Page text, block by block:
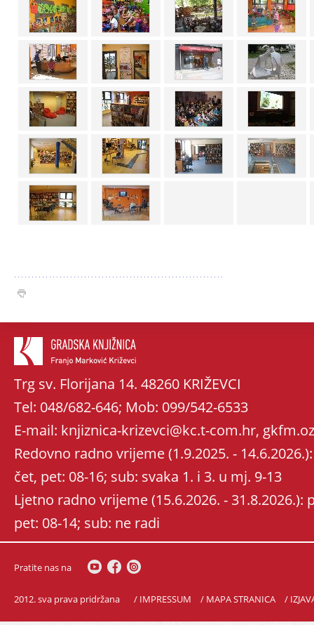
Trg sv. Florijana 14. 48260 KRIŽEVCI
Tel: 048/682-646; Mob: 099/542-6533
E-mail: knjiznica-krizevci@kc.t-com.hr,
Redovno radno vrijeme (1.9.2025. -
čet, pet: 08-16; sub: svaka 1. i 3. u mj. 9-13
Ljetno radno vrijeme (15.6.2026. - 31.8.2026.):
pet: 08-14; sub: ne radi
Pratite nas na
2012. sva prava pridržana / IMPRESSUM / MAPA STRANICA /